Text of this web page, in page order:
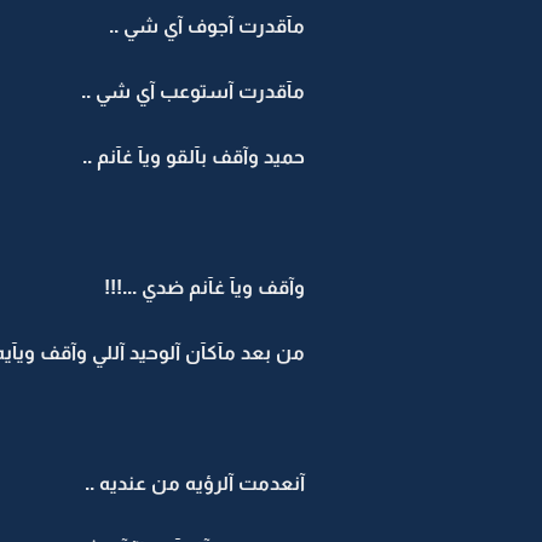
مآقدرت آجوف آي شي ..
مآقدرت آستوعب آي شي ..
حميد وآقف بآلقو ويآ غآنم ..
وآقف ويآ غآنم ضدي ...!!!
من بعد مآكآن آلوحيد آللي وآقف
آنعدمت آلرؤيه من عنديه ..